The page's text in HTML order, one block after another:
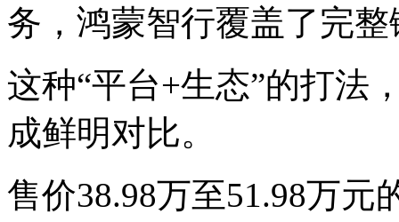
务，鸿蒙智行覆盖了完整
这种“平台+生态”的打法
成鲜明对比。
售价38.98万至51.98万